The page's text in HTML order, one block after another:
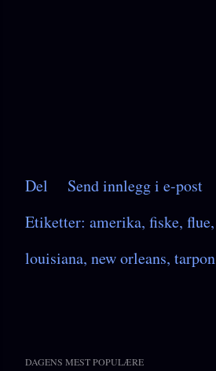
Del
Send innlegg i e-post
Etiketter: amerika fiske flue
louisiana new orleans tarpon
DAGENS MEST POPULÆRE